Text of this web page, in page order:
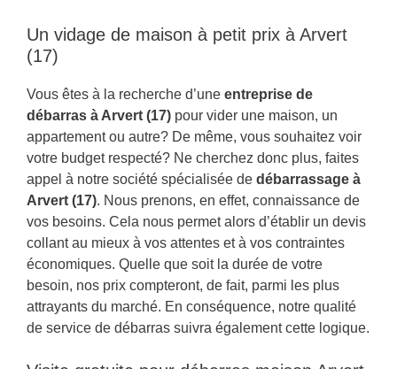
Un vidage de maison à petit prix à Arvert
(17)
Vous êtes à la recherche d’une entreprise de
débarras à Arvert (17) pour vider une maison, un
appartement ou autre? De même, vous souhaitez voir
votre budget respecté? Ne cherchez donc plus, faites
appel à notre société spécialisée de débarrassage à
Arvert (17). Nous prenons, en effet, connaissance de
vos besoins. Cela nous permet alors d’établir un devis
collant au mieux à vos attentes et à vos contraintes
économiques. Quelle que soit la durée de votre
besoin, nos prix compteront, de fait, parmi les plus
attrayants du marché. En conséquence, notre qualité
de service de débarras suivra également cette logique.